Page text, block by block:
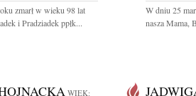
zmarł w wieku 98 lat
i Pradziadek ppłk...
W dniu 25
nasza Mama,
WIEK: